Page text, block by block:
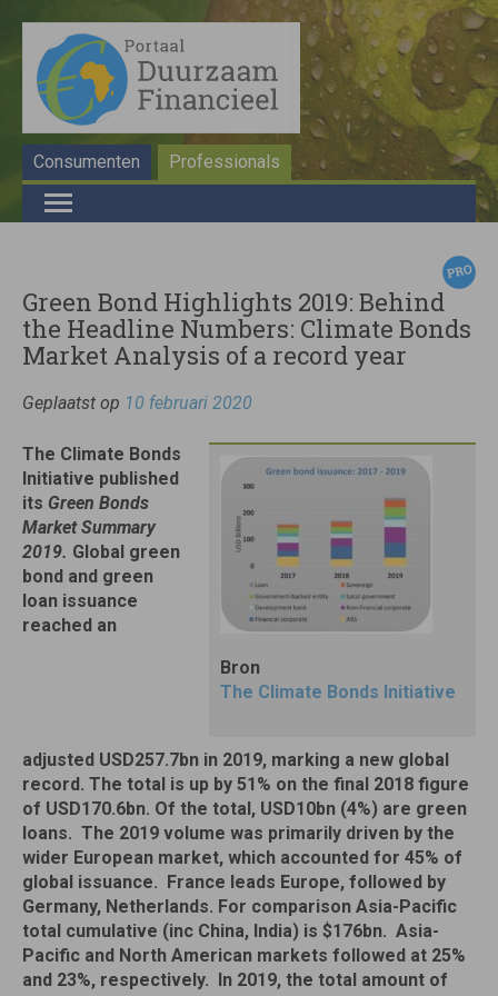
Consumenten Professionals
Green Bond Highlights 2019: Behind
the Headline Numbers: Climate Bonds
Market Analysis of a record year
Geplaatst op 10 februari 2020
Bron
The Climate Bonds Initiative
The Climate Bonds
Initiative published
its Green Bonds
Market Summary
2019. Global green
bond and green
loan issuance
reached an
adjusted USD257.7bn in 2019, marking a new global
record. The total is up by 51% on the final 2018 figure
of USD170.6bn. Of the total, USD10bn (4%) are green
loans. The 2019 volume was primarily driven by the
wider European market, which accounted for 45% of
global issuance. France leads Europe, followed by
Germany, Netherlands. For comparison Asia-Pacific
total cumulative (inc China, India) is $176bn. Asia-
Pacific and North American markets followed at 25%
and 23%, respectively. In 2019, the total amount of